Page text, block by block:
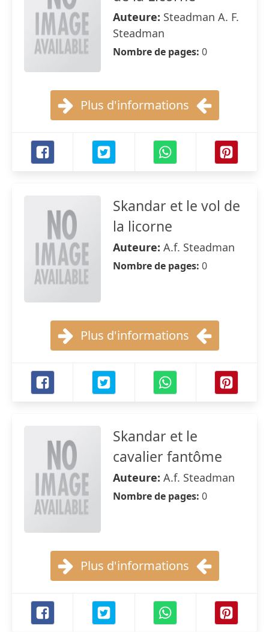
Auteure: Steadman A. F.
Steadman
Nombre de pages: 0
Plus d'informations
Skandar et le vol de
la licorne
Auteure: A.f. Steadman
Nombre de pages: 0
Plus d'informations
Skandar et le
cavalier fantôme
Auteure: A.f. Steadman
Nombre de pages: 0
Plus d'informations